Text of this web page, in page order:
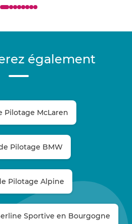
également
Pilotage McLaren
Pilotage BMW
Pilotage Alpine
Sportive en Bourgogne